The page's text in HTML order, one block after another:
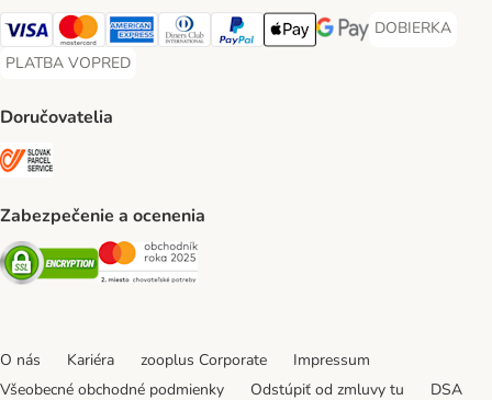
Visa Payment Method
Mastercard Payment Method
American Express Payment Method
Diners Club Payment Method
PayPal Payment Method
Apple Pay Payment Method
Google Pay Payment
DOBIERKA
DOBIERKA
PLATBA VOPRED
PLATBA VOPRED Payment Method
Doručovatelia
Zabezpečenie a ocenenia
Security Security
O nás Kariéra zooplus Corporate
Impressum
Všeobecné obchodné podmienky
Odstúpiť od zmluvy tu DSA